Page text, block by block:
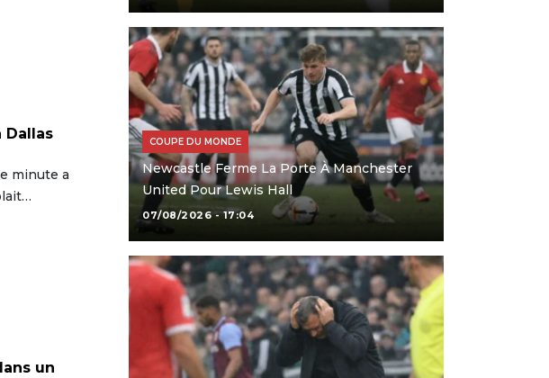
Dallas
minute a
un
COUPE DU MONDE
Newcastle Ferme La Porte À Manchester
United Pour Lewis Hall
07/08/2026 - 17:04